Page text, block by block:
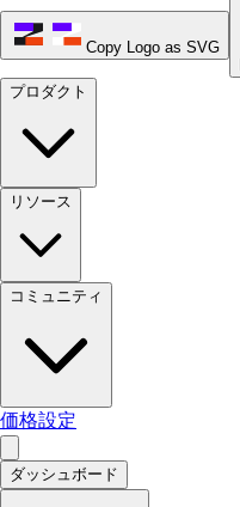
Copy Logo as SVG
プロダクト
リソース
コミュニティ
価格設定
ダッシュボード